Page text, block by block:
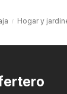
Hogar y